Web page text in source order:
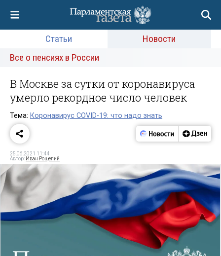
Статьи
Новости
Все о пенсиях в России
В Москве за сутки от коронавируса
умерло рекордное число человек
Тема: Коронавирус COVID-19: что надо знать
25.06.2021 11:44
Автор: Иван Рощепий